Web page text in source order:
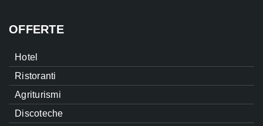
OFFERTE
Hotel
Ristoranti
Agriturismi
Discoteche